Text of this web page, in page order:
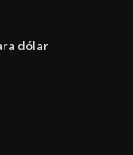
dólar